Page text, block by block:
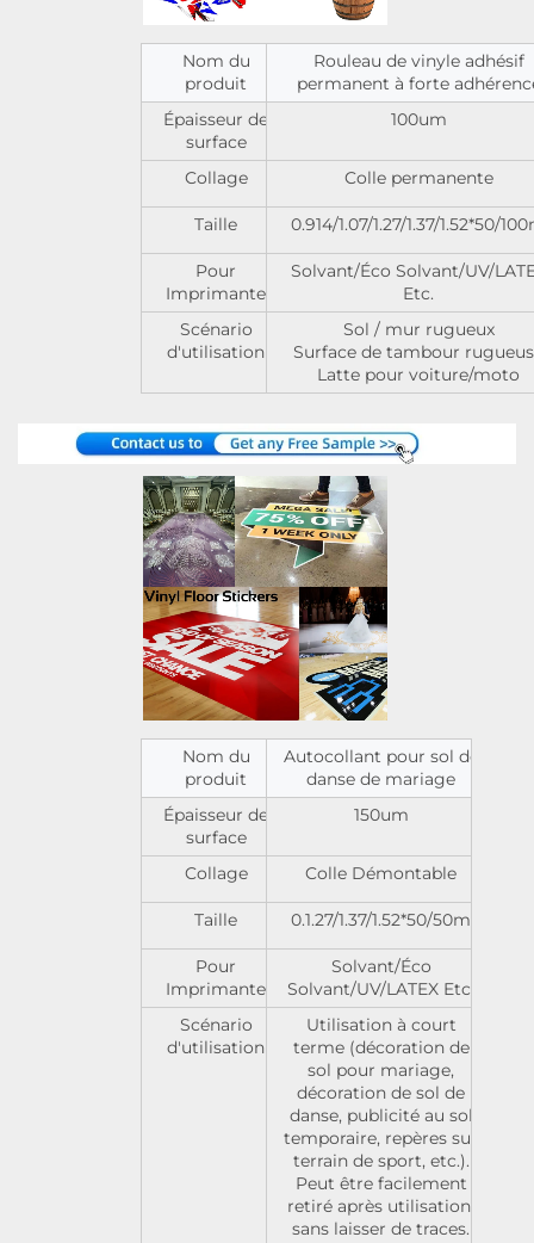
Nom du
produit
Rouleau de vinyle adhésif
permanent à forte
Épaisseur de
surface
100um
Collage Colle permanente
Taille 0.914/1.07/1.27/1.37/1.52*50/
Pour
Imprimante
Solvant/Éco Solvant/UV/
Etc.
Scénario
d'utilisation
Sol / mur rugueux
Surface de tambour
Latte pour voiture/moto
Nom du
produit
Autocollant pour sol de
danse de mariage
Épaisseur de
surface
150um
Collage Colle Démontable
Taille 0.1.27/1.37/1.52*50/50m
Pour
Imprimante
Solvant/Éco
Solvant/UV/LATEX Etc.
Scénario
d'utilisation
Utilisation à court
terme (décoration de
sol pour mariage,
décoration de sol de
danse, publicité au sol
temporaire, repères sur
terrain de sport, etc.).
Peut être facilement
retiré après utilisation,
sans laisser de traces.